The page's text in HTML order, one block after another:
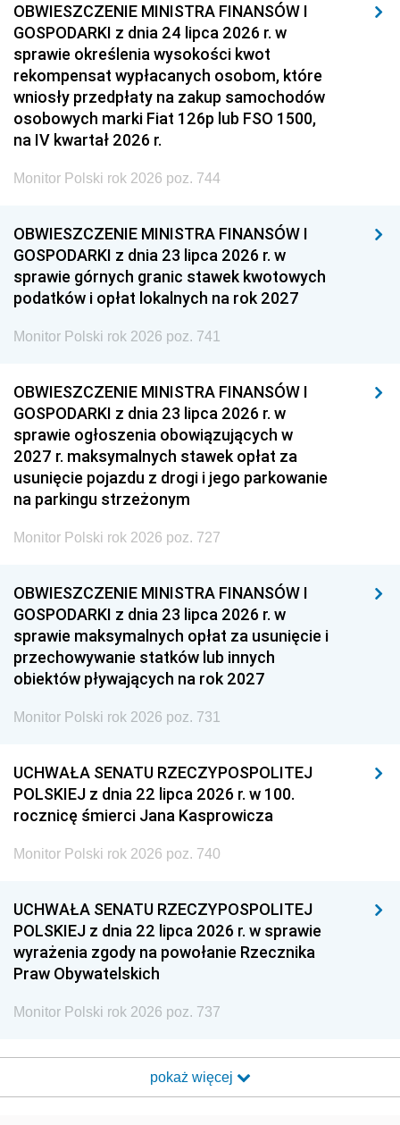
OBWIESZCZENIE MINISTRA FINANSÓW I
GOSPODARKI z dnia 24 lipca 2026 r. w
sprawie określenia wysokości kwot
rekompensat wypłacanych osobom, które
wniosły przedpłaty na zakup samochodów
osobowych marki Fiat 126p lub FSO 1500,
na IV kwartał 2026 r.
Monitor Polski rok 2026 poz. 744
OBWIESZCZENIE MINISTRA FINANSÓW I
GOSPODARKI z dnia 23 lipca 2026 r. w
sprawie górnych granic stawek kwotowych
podatków i opłat lokalnych na rok 2027
Monitor Polski rok 2026 poz. 741
OBWIESZCZENIE MINISTRA FINANSÓW I
GOSPODARKI z dnia 23 lipca 2026 r. w
sprawie ogłoszenia obowiązujących w
2027 r. maksymalnych stawek opłat za
usunięcie pojazdu z drogi i jego parkowanie
na parkingu strzeżonym
Monitor Polski rok 2026 poz. 727
OBWIESZCZENIE MINISTRA FINANSÓW I
GOSPODARKI z dnia 23 lipca 2026 r. w
sprawie maksymalnych opłat za usunięcie i
przechowywanie statków lub innych
obiektów pływających na rok 2027
Monitor Polski rok 2026 poz. 731
UCHWAŁA SENATU RZECZYPOSPOLITEJ
POLSKIEJ z dnia 22 lipca 2026 r. w 100.
rocznicę śmierci Jana Kasprowicza
Monitor Polski rok 2026 poz. 740
UCHWAŁA SENATU RZECZYPOSPOLITEJ
POLSKIEJ z dnia 22 lipca 2026 r. w sprawie
wyrażenia zgody na powołanie Rzecznika
Praw Obywatelskich
Monitor Polski rok 2026 poz. 737
pokaż więcej